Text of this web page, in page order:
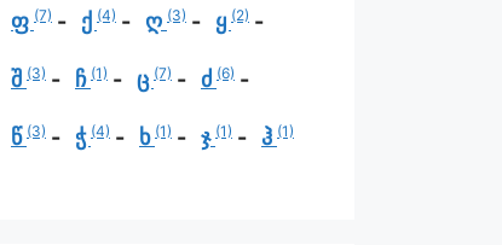
ფ (7) ქ (4) ღ (3) ყ (2)
შ (3) ჩ (1) ც (7) ძ (6)
წ (3) ჭ (4) ხ (1) ჯ (1) ჰ (1)